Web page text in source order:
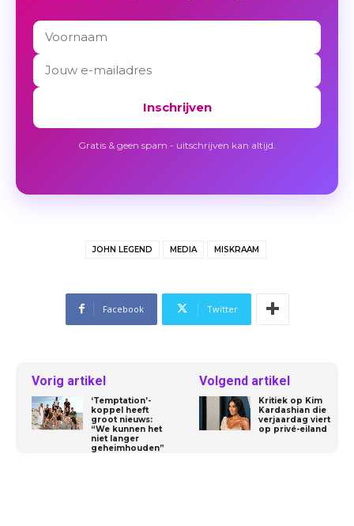
Inschrijven
Gratis & geen spam - uitschrijven kan altijd.
JOHN LEGEND MEDIA MISKRAAM
Facebook Twitter
Vorig artikel
‘Temptation’-
koppel heeft
groot nieuws:
“We kunnen het
niet langer
geheimhouden”
Volgend artikel
Kritiek op Kim
Kardashian die
verjaardag viert
op privé-eiland